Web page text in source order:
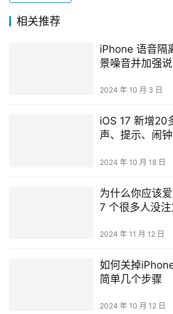
相关推荐
iPhone 语音隔
景噪音并加强
2024 年 10 月 3 日
iOS 17 新增20
声、提示、闹
2024 年 10 月 18 日
为什么你应该
7 个很多人没
2024 年 11 月 12 日
如何关掉
简单几个步骤
2024 年 10 月 12 日